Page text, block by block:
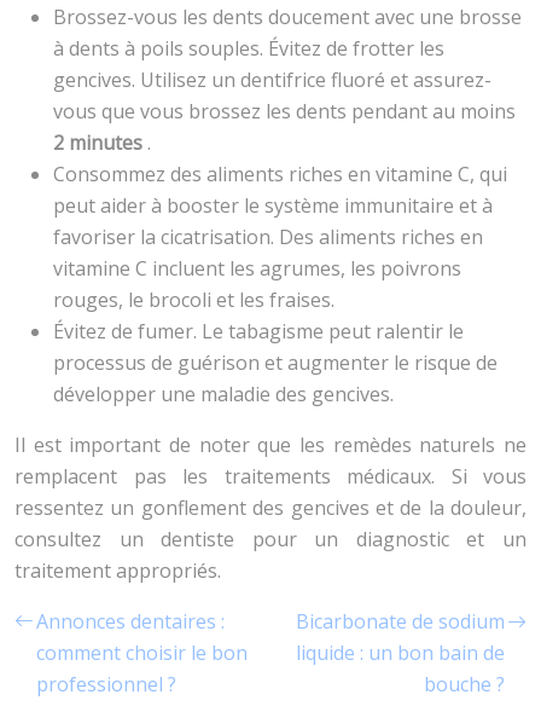
Brossez-vous les dents doucement avec une brosse
à dents à poils souples. Évitez de frotter les
gencives. Utilisez un dentifrice fluoré et assurez-
vous que vous brossez les dents pendant au moins
2 minutes .
Consommez des aliments riches en vitamine C, qui
peut aider à booster le système immunitaire et à
favoriser la cicatrisation. Des aliments riches en
vitamine C incluent les agrumes, les poivrons
rouges, le brocoli et les fraises.
Évitez de fumer. Le tabagisme peut ralentir le
processus de guérison et augmenter le risque de
développer une maladie des gencives.
Il est important de noter que les remèdes naturels ne
remplacent pas les traitements médicaux. Si vous
ressentez un gonflement des gencives et de la douleur,
consultez un dentiste pour un diagnostic et un
traitement appropriés.
Annonces dentaires :
comment choisir le bon
professionnel ?
Bicarbonate de sodium
liquide : un bon bain de
bouche ?